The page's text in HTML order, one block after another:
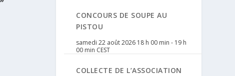
CONCOURS DE SOUPE AU
PISTOU
samedi 22 août 2026 18 h 00 min - 19 h
00 min CEST
COLLECTE DE L’ASSOCIATION